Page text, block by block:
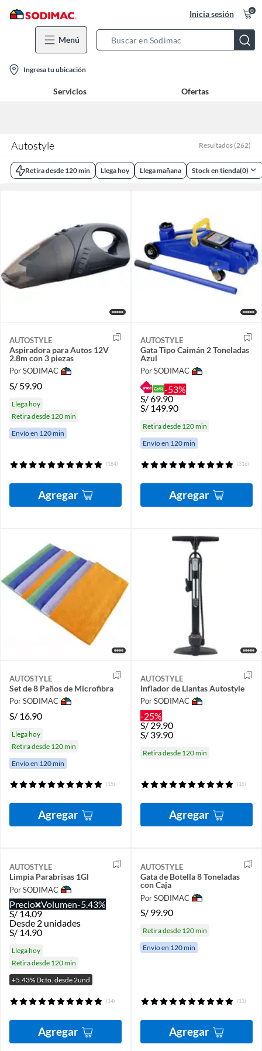
Inicia sesión 0
Menú
Bar
location-
icon
Ingresa tu ubicación
Servicios Ofertas
Autostyle Resultados (262)
Retira desde 120 min Llega hoy Llega mañana Stock en tienda(0)
AUTOSTYLE
Aspiradora para Autos 12V
2.8m con 3 piezas
Por SODIMAC
S/ 59.90
Llega hoy
Retira desde 120 min
Envío en 120 min
(184)
Agregar
AUTOSTYLE
Gata Tipo Caimán 2 Toneladas
Azul
Por SODIMAC
-53%
S/69.90
S/ 149.90
Retira desde 120 min
Envío en 120 min
(316)
Agregar
AUTOSTYLE
Set de 8 Paños de Microfibra
Por SODIMAC
S/ 16.90
Llega hoy
Retira desde 120 min
Envío en 120 min
(15)
Agregar
AUTOSTYLE
Inflador de Llantas Autostyle
Por SODIMAC
-25%
S/29.90
S/ 39.90
Retira desde 120 min
(15)
Agregar
AUTOSTYLE
Limpia Parabrisas 1Gl
Por SODIMAC
Precio Volumen-5.43%
S/14.09
Desde 2 unidades
S/ 14.90
Llega hoy
Retira desde 120 min
+5.43% Dcto. desde 2und
(14)
Agregar
AUTOSTYLE
Gata de Botella 8 Toneladas
con Caja
Por SODIMAC
S/ 99.90
Retira desde 120 min
Envío en 120 min
(11)
Agregar